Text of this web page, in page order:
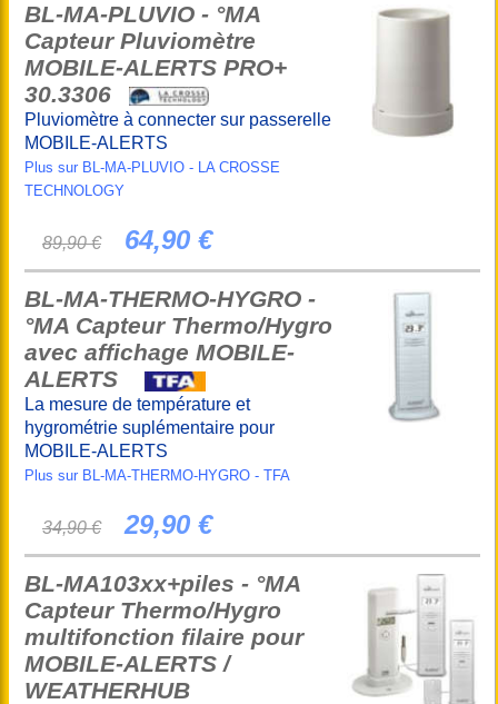
BL-MA-PLUVIO - °MA
Capteur Pluviomètre
MOBILE-ALERTS PRO+
30.3306
Pluviomètre à connecter sur passerelle
MOBILE-ALERTS
Plus sur BL-MA-PLUVIO - LA CROSSE
TECHNOLOGY
89,90 € 64,90 €
BL-MA-THERMO-HYGRO -
°MA Capteur Thermo/Hygro
avec affichage MOBILE-
ALERTS
La mesure de température et
hygrométrie suplémentaire pour
MOBILE-ALERTS
Plus sur BL-MA-THERMO-HYGRO - TFA
34,90 € 29,90 €
BL-MA103xx+piles - °MA
Capteur Thermo/Hygro
multifonction filaire pour
MOBILE-ALERTS /
WEATHERHUB